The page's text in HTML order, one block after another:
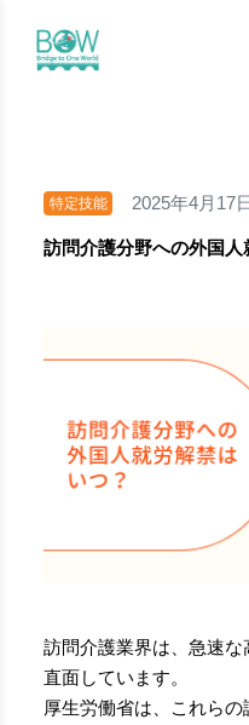
特定技能 2025年4月17
訪問介護分野への外国人
訪問介護業界は、急速
直面しています。
厚生労働省は、これら